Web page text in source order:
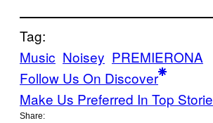
Tag:
Music Noisey PREMIERONA
Follow Us On Discover
Make Us Preferred In Top
Share: